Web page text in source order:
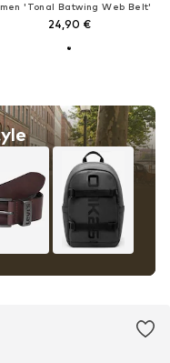
'Tonal Batwing Web Belt'
24,90 €